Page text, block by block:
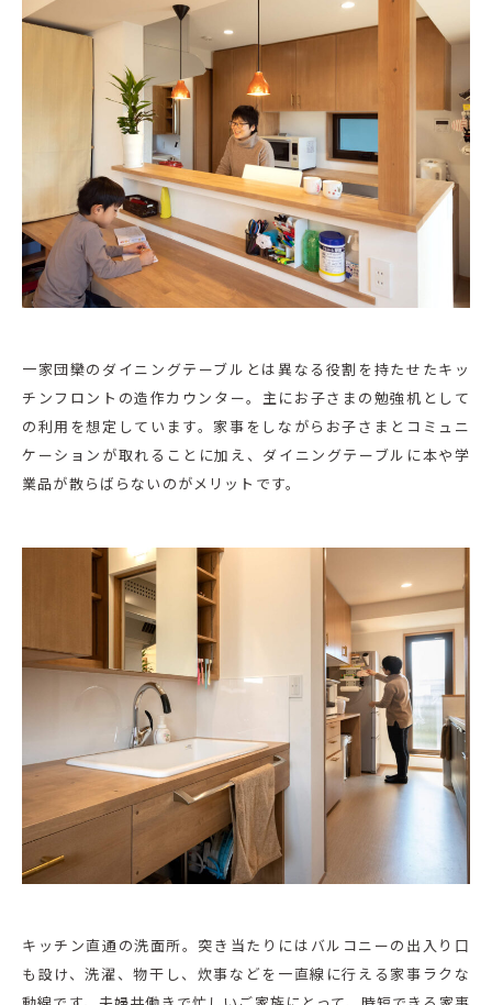
一家団欒のダイニングテーブルとは異なる役割を持たせたキッ
チンフロントの造作カウンター。主にお子さまの勉強机として
の利用を想定しています。家事をしながらお子さまとコミュニ
ケーションが取れることに加え、ダイニングテーブルに本や学
業品が散らばらないのがメリットです。
キッチン直通の洗面所。突き当たりにはバルコニーの出入り口
も設け、洗濯、物干し、炊事などを一直線に行える家事ラクな